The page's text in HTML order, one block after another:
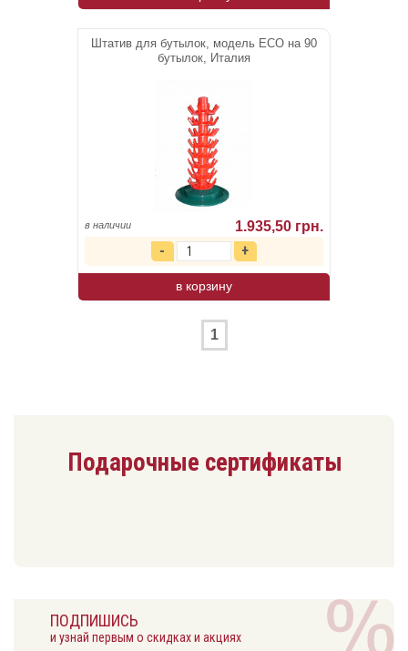
Штатив для бутылок, модель ЕСО на 90
бутылок, Италия
в наличии 1.935,50 грн.
в корзину
1
Подарочные сертификаты
ПОДПИШИСЬ
и узнай первым о скидках и акциях